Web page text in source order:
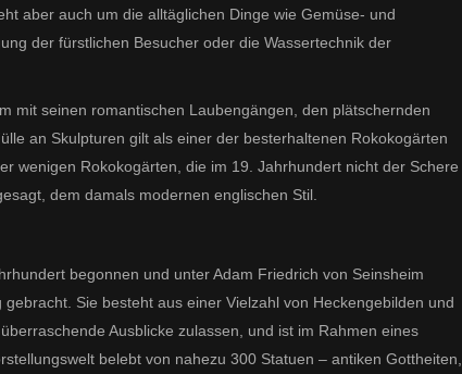
aber auch um die alltäglichen Dinge wie Gemüse- und
der fürstlichen Besucher oder die Wassertechnik der
mit seinen romantischen Laubengängen, den plätschernden
an Skulpturen gilt als einer der besterhaltenen Rokokogärten
wenigen Rokokogärten, die im 19. Jahrhundert nicht der Schere
dem damals modernen englischen Stil.
begonnen und unter Adam Friedrich von Seinsheim
Sie besteht aus einer Vielzahl von Heckengebilden und
Ausblicke zulassen, und ist im Rahmen eines
belebt von nahezu 300 Statuen – antiken Gottheiten,